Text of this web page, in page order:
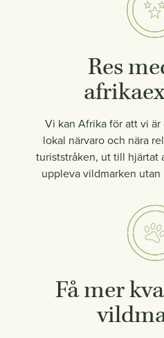
Res
Vi kan Afrika för att vi
lokal närvaro och nära
turiststråken, ut till hjärtat
uppleva vildmarken
Få mer